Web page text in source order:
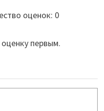
оценок: 0
первым.